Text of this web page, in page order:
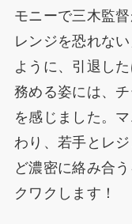
モニーで三木監
レンジを恐れな
ように、引退し
務める姿には、
を感じました。
わり、若手とレ
ど濃密に絡み合
クワクします！